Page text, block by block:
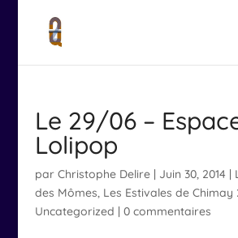
Le 29/06 –
Lolipop
par Christophe Delire| Juin 30, 2014|
des Mômes, Les Estivales de Chimay
Uncategorized | 0 commentaires